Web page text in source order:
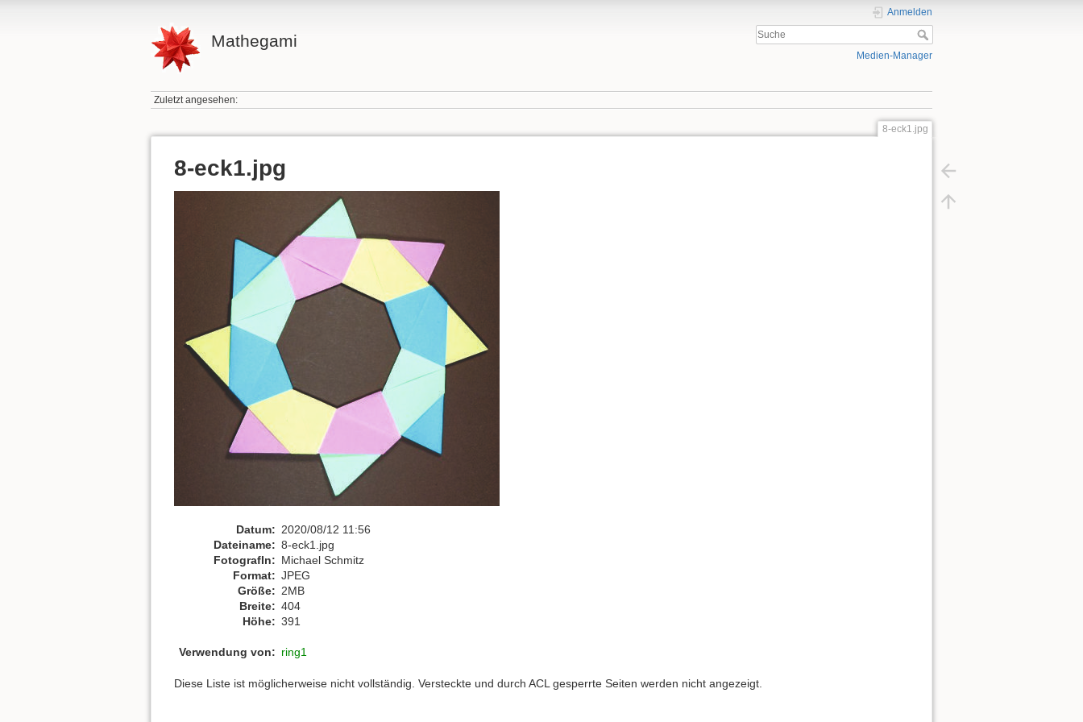
Mathegami
Anmelden
Medien-Manager
Zuletzt angesehen:
8-eck1.jpg
8-eck1.jpg
Datum: 2020/08/12 11:56
Dateiname: 8-eck1.jpg
FotografIn: Michael Schmitz
Format: JPEG
Größe: 2MB
Breite: 404
Höhe: 391
Verwendung von: ring1
Diese Liste ist möglicherweise nicht vollständig. Versteckte und durch ACL gesperrte Seiten werden nicht angezeigt.